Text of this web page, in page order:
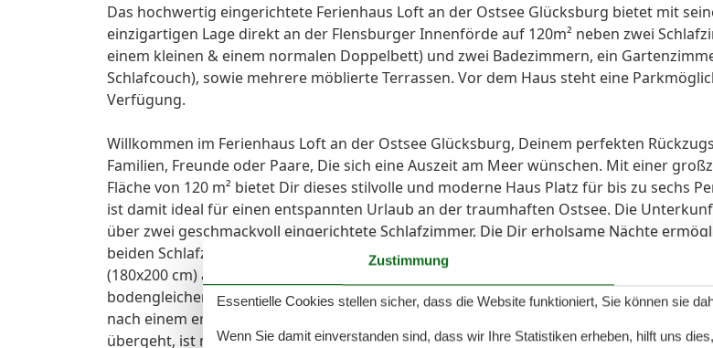
Das hochwertig eingerichtete Ferienhaus Loft an der Ostsee Glücksburg bietet mit
einzigartigen Lage direkt an der Flensburger Innenförde auf 120m² neben zwei
einem kleinen & einem normalen Doppelbett) und zwei Badezimmern, ein
Schlafcouch), sowie mehrere möblierte Terrassen. Vor dem Haus steht eine
Verfügung.
Willkommen im Ferienhaus Loft an der Ostsee Glücksburg, Deinem perfekten
Familien, Freunde oder Paare, Die sich eine Auszeit am Meer wünschen. Mit einer
Fläche von 120 m² bietet Dir dieses stilvolle und moderne Haus Platz für bis zu sechs
ist damit ideal für einen entspannten Urlaub an der traumhaften Ostsee. Die
über zwei geschmackvoll eingerichtete Schlafzimmer, Die Dir erholsame Nächte
beiden Schlafzimmer sind mit einem kleinen Doppelbett (160x200 cm) sowie einem
(180x200 cm) ausgestattet. Dir stehen zwei Badezimmer zur Verfügung, darunter eines
bodengleicher Dusche und eines mit Badewanne, Die Dir perfekte Möglichkeiten zur
nach einem erlebnisreichen Tag bieten. Die offene Küche, Die nahtlos in das
übergeht, ist mit modernen Geräten ausgestattet, darunter Herd, Backofen,
Zustimmung
Essentielle Cookies stellen sicher, dass die Website funktioniert, Sie können sie
Wenn Sie damit einverstanden sind, dass wir Ihre Statistiken erheben, hilft uns